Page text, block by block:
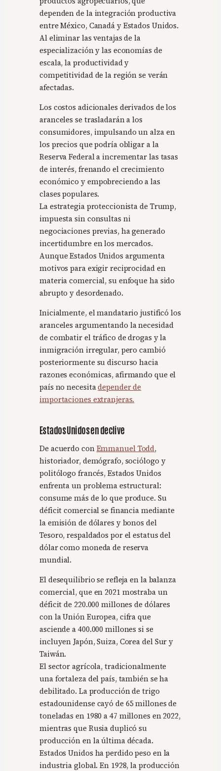
dependen de la integración productiva
entre México, Canadá y Estados Unidos.
Al eliminar las ventajas de la
especialización y las economías de
escala, la productividad y
competitividad de la región se verán
afectadas.
Los costos adicionales derivados de los
aranceles se trasladarán a los
consumidores, impulsando un alza en
los precios que podría obligar a la
Reserva Federal a incrementar las tasas
de interés, frenando el crecimiento
económico y empobreciendo a las
clases populares.
La estrategia proteccionista de Trump,
impuesta sin consultas ni
negociaciones previas, ha generado
incertidumbre en los mercados.
Aunque Estados Unidos argumenta
motivos para exigir reciprocidad en
materia comercial, su enfoque ha sido
abrupto y desordenado.
Inicialmente, el mandatario justificó los
aranceles argumentando la necesidad
de combatir el tráfico de drogas y la
inmigración irregular, pero cambió
posteriormente su discurso hacia
razones económicas, afirmando que el
país no necesitadepender de
importaciones extranjeras.
Estados Unidos en declive
De acuerdo con Emmanuel Todd,
historiador, demógrafo, sociólogo y
politólogo francés, Estados Unidos
enfrenta un problema estructural:
consume más de lo que produce. Su
déficit comercial se financia mediante
la emisión de dólares y bonos del
Tesoro, respaldados por el estatus del
dólar como moneda de reserva
mundial.
El desequilibrio se refleja en la balanza
comercial, que en 2021 mostraba un
déficit de 220.000 millones de dólares
con la Unión Europea, cifra que
asciende a 400.000 millones si se
incluyen Japón, Suiza, Corea del Sur y
Taiwán.
El sector agrícola, tradicionalmente
una fortaleza del país, también se ha
debilitado. La producción de trigo
estadounidense cayó de 65 millones de
toneladas en 1980 a 47 millones en 2022,
mientras que Rusia duplicó su
producción en la última década.
Estados Unidos ha perdido peso en la
industria global. En 1928, la producción